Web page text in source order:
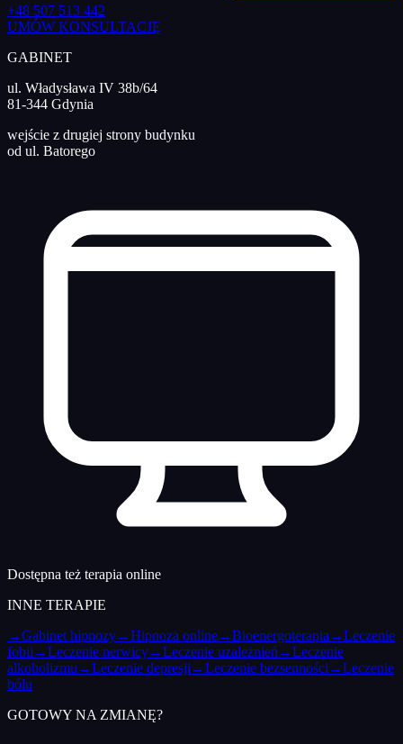
+48 507 513 442
UMÓW KONSULTACJĘ
GABINET
ul. Władysława IV 38b/64
81-344 Gdynia
wejście z drugiej strony budynku
od ul. Batorego
Dostępna też terapia online
INNE TERAPIE
→Gabinet hipnozy→Hipnoza online→Bioenergoterapia →Leczenie
fobii →Leczenie nerwicy→Leczenie uzależnień →Leczenie
alkoholizmu →Leczenie depresji →Leczenie bezsenności →Leczenie
bólu
GOTOWY NA ZMIANĘ?